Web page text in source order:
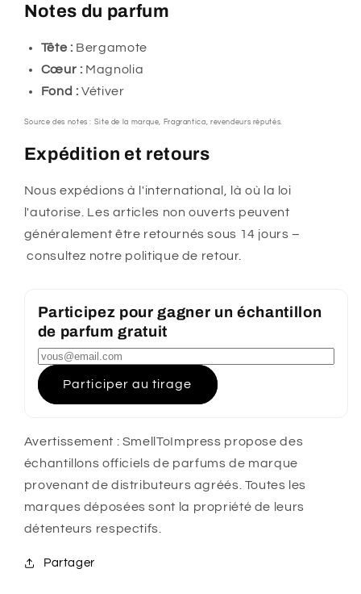
Notes du parfum
Tête : Bergamote
Cœur : Magnolia
Fond : Vétiver
Source des notes : Site de la marque, Fragrantica, revendeurs réputés.
Expédition et retours
Nous expédions à l'international, là où la loi
l'autorise. Les articles non ouverts peuvent
généralement être retournés sous 14 jours –
consultez notre politique de retour.
Participez pour gagner un échantillon
de parfum gratuit
Participer au tirage
Avertissement : SmellToImpress propose des
échantillons officiels de parfums de marque
provenant de distributeurs agréés. Toutes les
marques déposées sont la propriété de leurs
détenteurs respectifs.
Partager